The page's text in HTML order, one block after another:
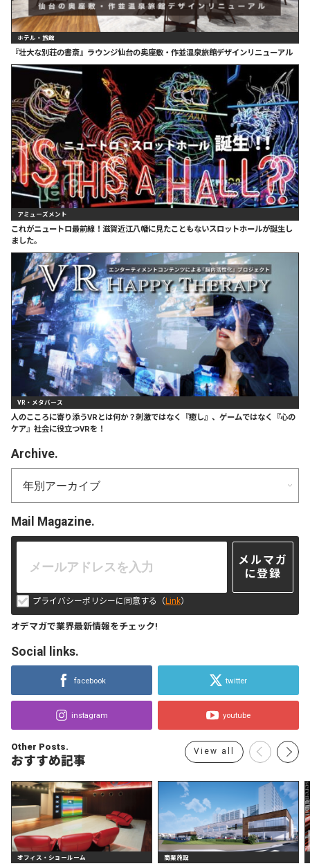
ホテル・旅館
『壮大な別荘の書斎』ラウンジ仙台の奥座敷・作並温泉旅館デザインリニューアル
アミューズメント
これがニュートロ最前線！滋賀近江八幡に見たこともないスロットホールが誕生し
ました。
VR・メタバース
人のこころに寄り添うVRとは何か？刺激ではなく『癒し』、ゲームではなく『心の
ケア』社会に役立つVRを！
Archive.
Mail Magazine.
メルマガ
に登録
プライバシーポリシーに同意する（ Link）
オデマガで業界最新情報をチェック!
Social links.
facebook twitter
instagram youtube
Other Posts.
おすすめ記事
オフィス・ショールーム 商業施設
View all